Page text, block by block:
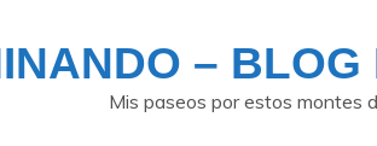
– BLOG
Mis paseos por estos montes